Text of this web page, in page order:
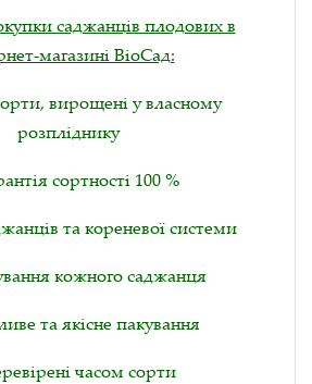
саджанців плодових в
магазині ВіоСад:
вирощені у власному
розпліднику
сортності 100 %
та кореневої системи
кожного саджанця
та якісне пакування
часом сорти